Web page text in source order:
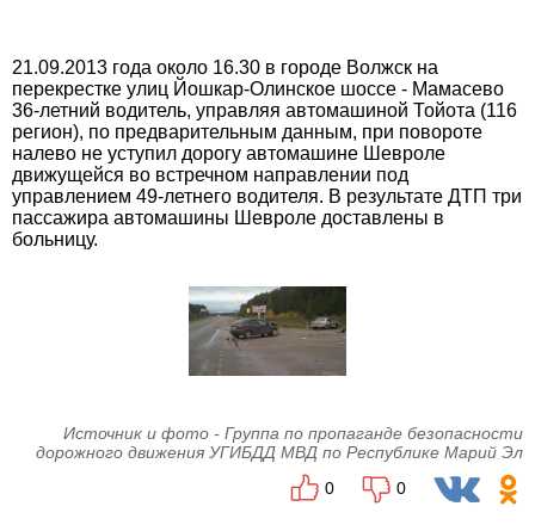
21.09.2013 года около 16.30 в городе Волжск на
перекрестке улиц Йошкар-Олинское шоссе - Мамасево
36-летний водитель, управляя автомашиной Тойота (116
регион), по предварительным данным, при повороте
налево не уступил дорогу автомашине Шевроле
движущейся во встречном направлении под
управлением 49-летнего водителя. В результате ДТП три
пассажира автомашины Шевроле доставлены в
больницу.
Источник и фото - Группа по пропаганде безопасности
дорожного движения УГИБДД МВД по Республике Марий Эл
0
0